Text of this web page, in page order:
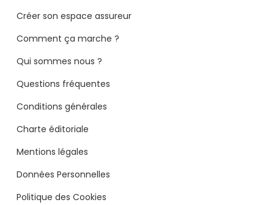
Créer son espace assureur
Comment ça marche ?
Qui sommes nous ?
Questions fréquentes
Conditions générales
Charte éditoriale
Mentions légales
Données Personnelles
Politique des Cookies